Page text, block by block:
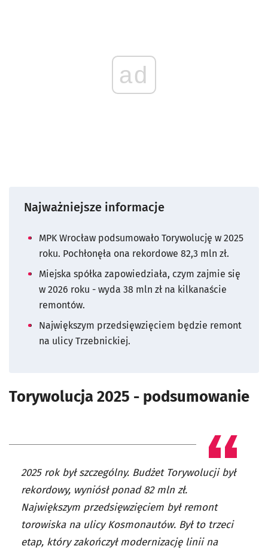
ad
Najważniejsze informacje
MPK Wrocław podsumowało Torywolucję w 2025
roku. Pochłonęła ona rekordowe 82,3 mln zł.
Miejska spółka zapowiedziała, czym zajmie się
w 2026 roku - wyda 38 mln zł na kilkanaście
remontów.
Największym przedsięwzięciem będzie remont
na ulicy Trzebnickiej.
Torywolucja 2025 - podsumowanie
2025 rok był szczególny. Budżet Torywolucji był
rekordowy, wyniósł ponad 82 mln zł.
Największym przedsięwzięciem był remont
torowiska na ulicy Kosmonautów. Był to trzeci
etap, który zakończył modernizację linii na